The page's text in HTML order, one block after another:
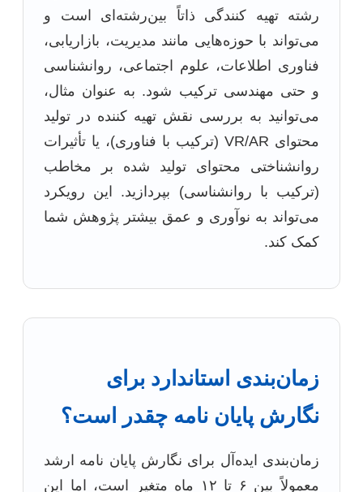
رشته تهیه کنندگی ذاتاً بین‌رشته‌ای است و
می‌تواند با حوزه‌هایی مانند مدیریت، بازاریابی،
فناوری اطلاعات، علوم اجتماعی، روانشناسی
و حتی مهندسی ترکیب شود. به عنوان مثال،
می‌توانید به بررسی نقش تهیه کننده در تولید
محتوای VR/AR (ترکیب با فناوری)، یا تأثیرات
روانشناختی محتوای تولید شده بر مخاطب
(ترکیب با روانشناسی) بپردازید. این رویکرد
می‌تواند به نوآوری و عمق بیشتر پژوهش شما
کمک کند.
زمان‌بندی استاندارد برای
نگارش پایان نامه چقدر است؟
زمان‌بندی ایده‌آل برای نگارش پایان نامه ارشد
معمولاً بین ۶ تا ۱۲ ماه متغیر است، اما این